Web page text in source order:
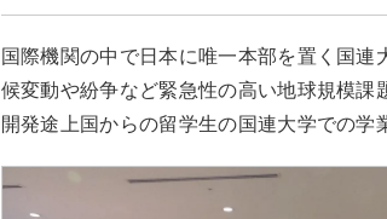
国際機関の中で日本に唯一本部を置く国
候変動や紛争など緊急性の高い地球規模課
開発途上国からの留学生の国連大学での学